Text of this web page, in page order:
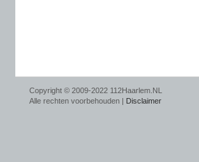
Copyright © 2009-2022 112Haarlem.NL
Alle rechten voorbehouden | Disclaimer